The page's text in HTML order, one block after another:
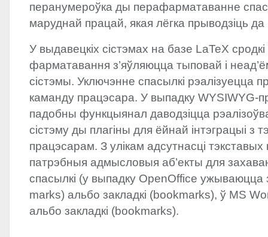
перанумероўка ды перафарматаванне
маруднай працай, якая лёгка прыводзіць
У выдавецкіх сістэмах на базе LaTeX
фарматавання з’яўляюцца тыповай і
сістэмы. Уключэнне спасылкі рэалізуецца
каманду працэсара. У выпадку WYSIWYG-
падобны функцыянал даводзіцца
сістэму ды плагіны для ёйнай інтэграцыі з
працэсарам. З улікам адсутнасці
патрэбныя адмысловыя аб’екты для
спасылкі (у выпадку OpenOffice ужываюцца
marks) альбо закладкі (bookmarks), ў MS
альбо закладкі (bookmarks).